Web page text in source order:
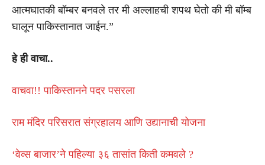
आत्मघातकी बॉम्बर बनवले तर मी अल्लाहची शपथ घेतो की मी बॉम्ब
घालून पाकिस्तानात जाईन.”
हे ही वाचा..
वाचवा!! पाकिस्तानने पदर पसरला
राम मंदिर परिसरात संग्रहालय आणि उद्यानाची योजना
‘वेव्स बाजार’ने पहिल्या ३६ तासांत किती कमवले ?